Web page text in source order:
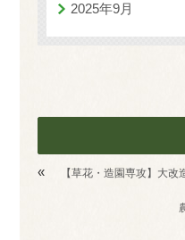
2025年9月
« 【草花・造園専攻】大